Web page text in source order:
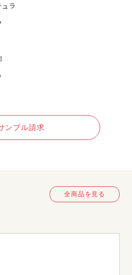
ュラ
ンプル請求
全商品を見る